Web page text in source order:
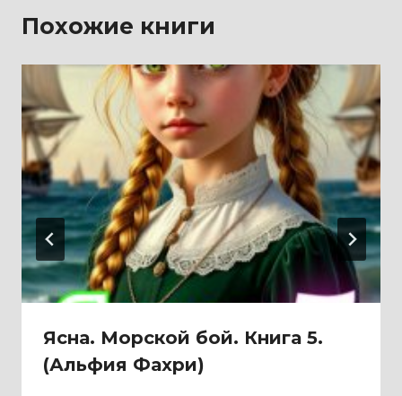
Похожие книги
Ясна. Морской бой. Книга 5.
(Альфия Фахри)